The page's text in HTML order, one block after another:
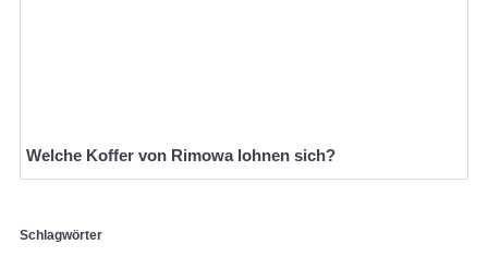
Welche Koffer von Rimowa lohnen sich?
Schlagwörter